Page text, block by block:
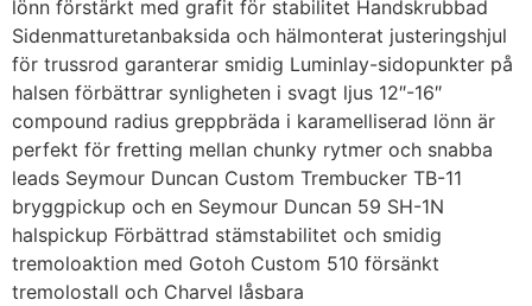
lönn förstärkt med grafit för stabilitet Handskrubbad
Sidenmatturetanbaksida och hälmonterat justeringshjul
för trussrod garanterar smidig Luminlay-sidopunkter på
halsen förbättrar synligheten i svagt ljus 12″-16″
compound radius greppbräda i karamelliserad lönn är
perfekt för fretting mellan chunky rytmer och snabba
leads Seymour Duncan Custom Trembucker TB-11
bryggpickup och en Seymour Duncan 59 SH-1N
halspickup Förbättrad stämstabilitet och smidig
tremoloaktion med Gotoh Custom 510 försänkt
tremolostall och Charvel låsbara